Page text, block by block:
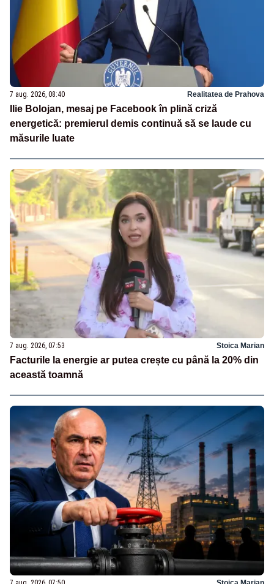
7 aug. 2026, 08:40 Realitatea de Prahova
Ilie Bolojan, mesaj pe Facebook în plină criză
energetică: premierul demis continuă să se laude cu
măsurile luate
7 aug. 2026, 07:53 Stoica Marian
Facturile la energie ar putea crește cu până la 20% din
această toamnă